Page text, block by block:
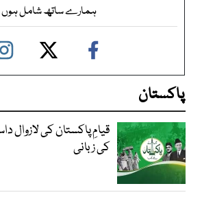
ہمارے ساتھ شامل ہوں
پاکستان
قیامِ پاکستان کی لازوال
کی زبانی